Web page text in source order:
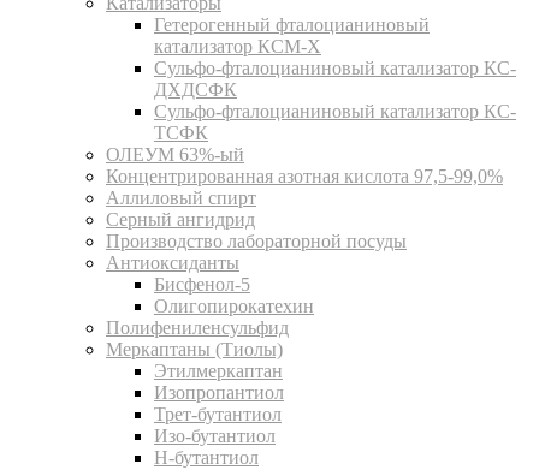
Гетерогенный фталоцианиновый
катализатор КСМ-Х
Сульфо-фталоцианиновый катализатор КС-
ДХДСФК
Сульфо-фталоцианиновый катализатор КС-
ТСФК
ОЛЕУМ 63%-ый
Концентрированная азотная кислота 97,5-99,0%
Аллиловый спирт
Серный ангидрид
Производство лабораторной посуды
Антиоксиданты
Бисфенол-5
Олигопирокатехин
Полифениленсульфид
Меркаптаны (Тиолы)
Этилмеркаптан
Изопропантиол
Трет-бутантиол
Изо-бутантиол
Н-бутантиол